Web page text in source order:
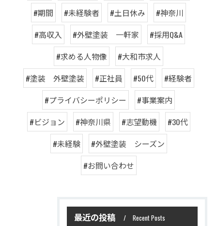
#期間 #未経験者 #土日休み
#神奈川
#高収入
#外壁塗装 一軒家
#採用Q&A
#求める人物像
#大和市求人
#塗装 外壁塗装
#正社員 #50代
#経験者
#プライバシーポリシー
#事業案内
#ビジョン
#神奈川県 #志望動機
#30代
#未経験
#外壁塗装 シーズン
#お問い合わせ
最近の投稿 Recent Posts